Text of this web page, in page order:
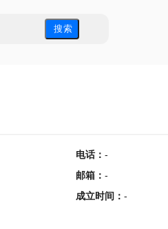
搜 索
电话： -
邮箱 ： -
成立时间 ： -